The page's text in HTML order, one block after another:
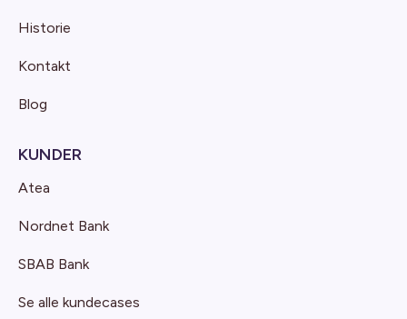
Historie
Kontakt
Blog
KUNDER
Atea
Nordnet Bank
SBAB Bank
Se alle kundecases